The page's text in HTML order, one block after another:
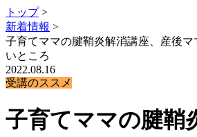
トップ>
新着情報 >
子育てママの腱鞘炎解消講座、産後
いところ
2022.08.16
受講のススメ
子育てママの腱鞘